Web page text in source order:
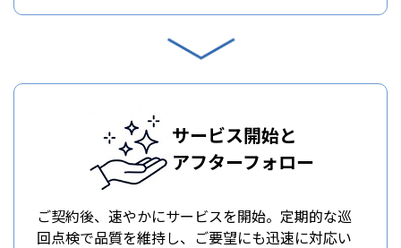
サービス開始と
アフターフォロー
ご契約後、速やかにサービスを開始。定期的な巡
回点検で品質を維持し、ご要望にも迅速に対応い